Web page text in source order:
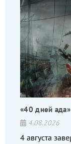
«40 дней
4.08.2026
4 августа